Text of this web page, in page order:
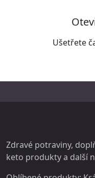
Ušetřete
Zdravé potraviny,
keto produkty a další